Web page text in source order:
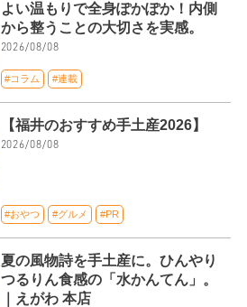
よい温もりで全身ぽかぽか！内側
から整うことの大切さを実感。
2026/08/08
#コラム #連載
【福井のおすすめ手土産2026】
2026/08/08
#おやつ #グルメ #PR
夏の風物詩を手土産に。ひんやり
つるりん食感の「水かんてん」。
｜えがわ 本店